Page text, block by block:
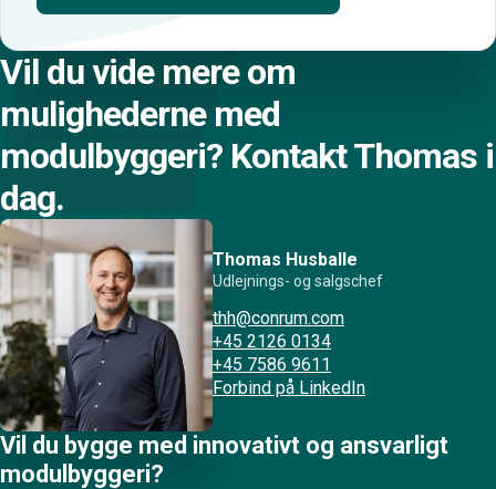
Vil du vide mere om
mulighederne med
modulbyggeri? Kontakt Thomas i
dag.
Thomas Husballe
Udlejnings- og salgschef
thh@conrum.com
+45 2126 0134
+45 7586 9611
Forbind på LinkedIn
Vil du bygge med innovativt og ansvarligt
modulbyggeri?